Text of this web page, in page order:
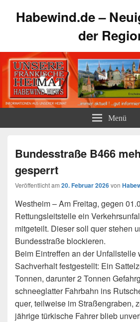
Habewind.de –
der
Menü
Bundesstraße B466
gesperrt
Veröffentlicht am 20. Februar 2026von
Westheim – Am Freitag, gegen
Rettungsleitstelle ein
mitgeteilt. Dieser soll quer stehen
Bundesstraße blockieren.
Beim Eintreffen an der Unfallstelle
Sachverhalt festgestellt: Ein
Tonnen, darunter 2 Tonnen
schneeglatter Fahrbahn ins
quer, teilweise im Straßengraben,
jährige türkische Fahrer blieb